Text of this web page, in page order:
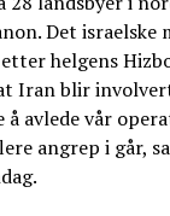
Det
helgens
Iran blir
å avlede vår
angrep i går,